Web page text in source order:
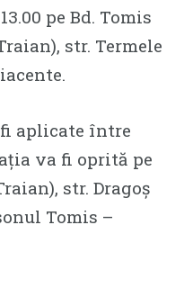
pe Bd. Tomis
str. Termele
aplicate între
va fi oprită pe
str. Dragoș
Tomis –